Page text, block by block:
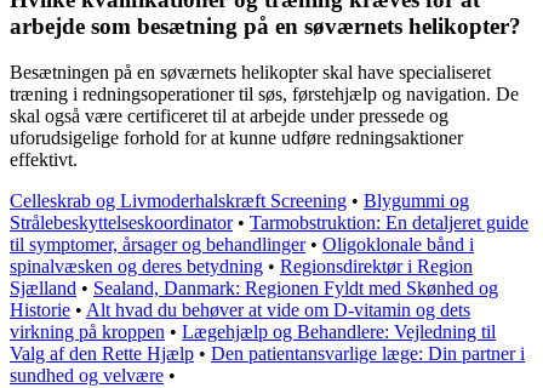
arbejde som besætning på en søværnets helikopter?
Besætningen på en søværnets helikopter skal have specialiseret
træning i redningsoperationer til søs, førstehjælp og navigation. De
skal også være certificeret til at arbejde under pressede og
uforudsigelige forhold for at kunne udføre redningsaktioner
effektivt.
Celleskrab og Livmoderhalskræft Screening • Blygummi og
Strålebeskyttelseskoordinator• Tarmobstruktion: En detaljeret guide
til symptomer, årsager og behandlinger• Oligoklonale bånd i
spinalvæsken og deres betydning • Regionsdirektør i Region
Sjælland • Sealand, Danmark: Regionen Fyldt med Skønhed og
Historie • Alt hvad du behøver at vide om D-vitamin og dets
virkning på kroppen • Lægehjælp og Behandlere: Vejledning til
Valg af den Rette Hjælp • Den patientansvarlige læge: Din partner i
sundhed og velvære •